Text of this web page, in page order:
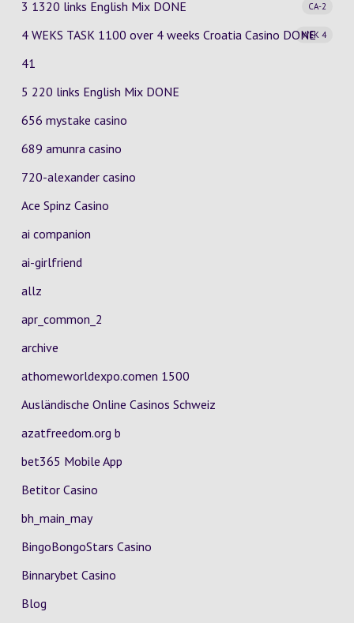
3 1320 links English Mix CA-2
DONE
4 WEKS TASK 1100 over 4 weeks Croatia Casino
WEK 4
DONE
41
5 220 links English Mix DONE
656 mystake casino
689 amunra casino
720-alexander casino
Ace Spinz Casino
ai companion
ai-girlfriend
allz
apr_common_2
archive
athomeworldexpo.comen 1500
Ausländische Online Casinos Schweiz
azatfreedom.org b
bet365 Mobile App
Betitor Casino
bh_main_may
BingoBongoStars Casino
Binnarybet Casino
Blog